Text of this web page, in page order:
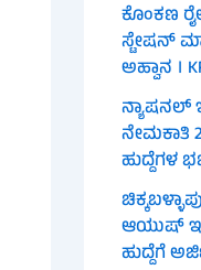
ಕೊಂಕಣ
ಸ್ಟೇಷನ್
ಅಹ್ವಾನ ।
ನ್ಯಾಷನಲ್
ನೇಮಕಾತಿ
ಹುದ್ದೆಗಳ
ಆಯುಷ್
ಹುದ್ದೆಗೆ